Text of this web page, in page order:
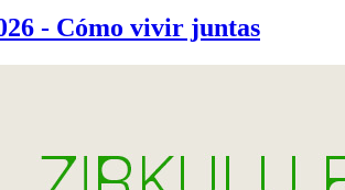
- Cómo vivir juntas